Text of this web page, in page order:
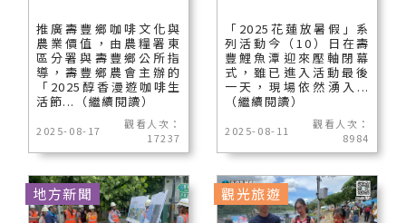
推廣壽豐鄉咖啡文化與
農業價值，由農糧署東
區分署與壽豐鄉公所指
導，壽豐鄉農會主辦的
「2025醇香漫遊咖啡生
活節...（繼續閱讀）
2025-08-17
觀看人次：
17237
「2025花蓮放暑假」系
列活動今（10）日在壽
豐鯉魚潭迎來壓軸閉幕
式，雖已進入活動最後
一天，現場依然湧入...
（繼續閱讀）
2025-08-11
觀看人次：
8984
地方新聞 觀光旅遊